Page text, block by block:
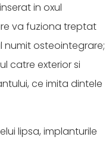
in oxul
va fuziona treptat
osteointegrare;
catre exterior si
ce imita dintele
lipsa, implanturile